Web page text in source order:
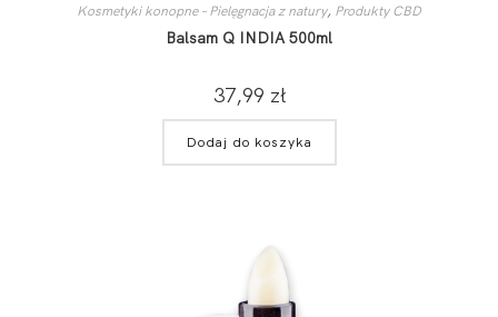
Kosmetyki konopne – Pielęgnacja z natury, Produkty CBD
Balsam Q INDIA 500ml
37,99 zł
Dodaj do koszyka